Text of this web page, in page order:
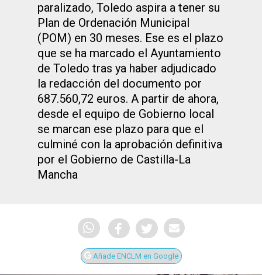
paralizado, Toledo aspira a tener su
Plan de Ordenación Municipal
(POM) en 30 meses. Ese es el plazo
que se ha marcado el Ayuntamiento
de Toledo tras ya haber adjudicado
la redacción del documento por
687.560,72 euros. A partir de ahora,
desde el equipo de Gobierno local
se marcan ese plazo para que el
culminé con la aprobación definitiva
por el Gobierno de Castilla-La
Mancha
Añade ENCLM en Google